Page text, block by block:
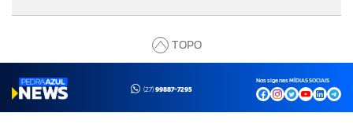
TOPO
(27)99887-7295
Nos siga nas MÍDIAS SOCIAIS